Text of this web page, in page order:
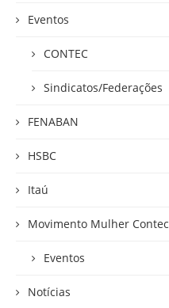
Eventos
CONTEC
Sindicatos/Federações
FENABAN
HSBC
Itaú
Movimento Mulher Contec
Eventos
Notícias